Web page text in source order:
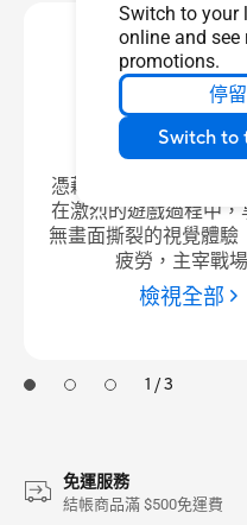
Switch to your
online and see
promotions.
停
Switch to
電競首選
憑藉高更新率與低藍光
在激烈的遊戲過程中，
無畫面撕裂的視覺體驗
疲勞，主宰戰場
檢視全部
1 / 3
免運服務
結帳商品滿 $500免運費